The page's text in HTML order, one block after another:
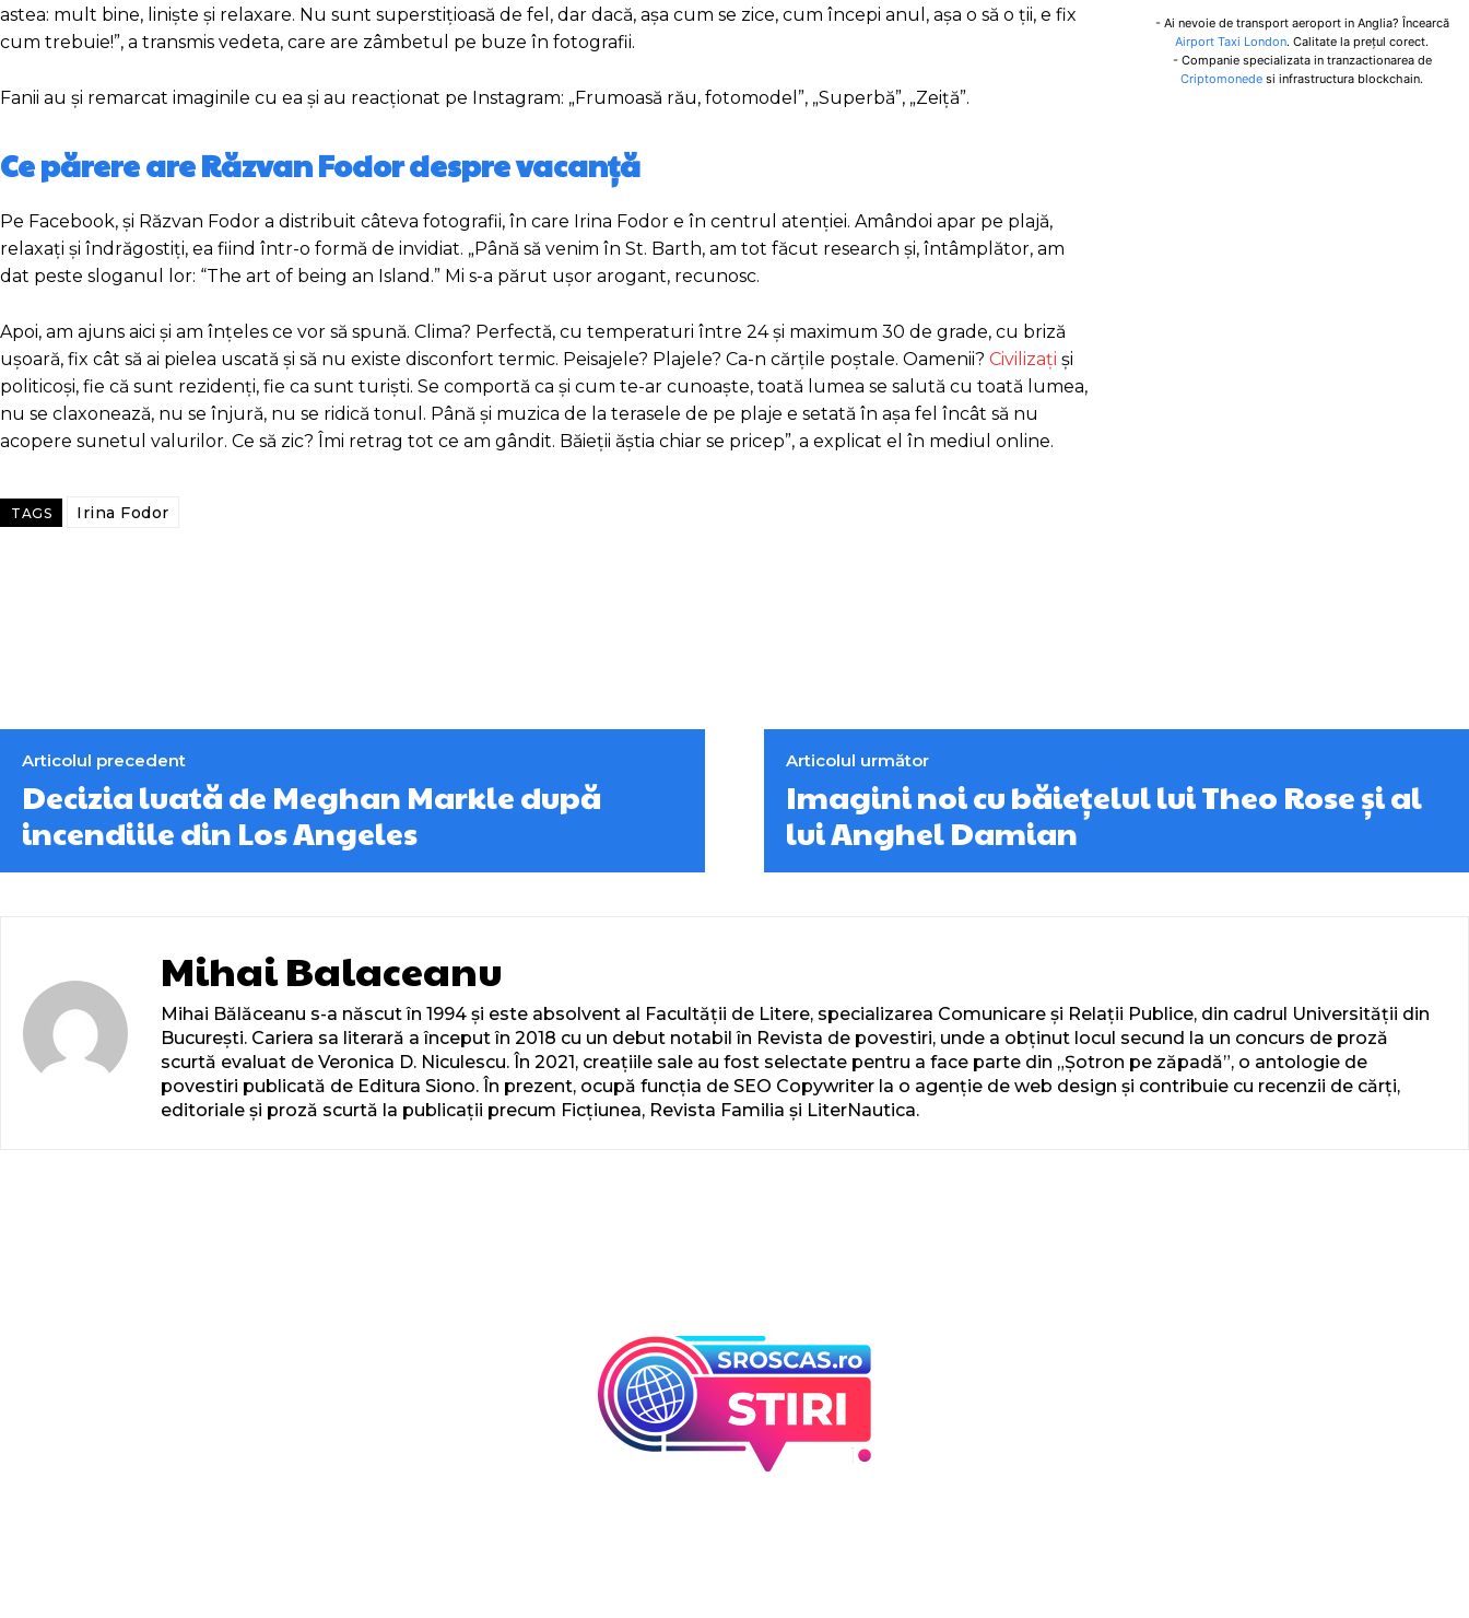
astea: mult bine, liniște și relaxare. Nu sunt superstițioasă de fel, dar dacă, așa cum se zice, cum începi anul, așa o să o ții, e fix
cum trebuie!”, a transmis vedeta, care are zâmbetul pe buze în fotografii.
Fanii au și remarcat imaginile cu ea și au reacționat pe Instagram: „Frumoasă rău, fotomodel”, „Superbă”, „Zeiță”.
Ce părere are Răzvan Fodor despre vacanță
Pe Facebook, și Răzvan Fodor a distribuit câteva fotografii, în care Irina Fodor e în centrul atenției. Amândoi apar pe plajă,
relaxați și îndrăgostiți, ea fiind într-o formă de invidiat. „Până să venim în St. Barth, am tot făcut research și, întâmplător, am
dat peste sloganul lor: “The art of being an Island.” Mi s-a părut ușor arogant, recunosc.
Apoi, am ajuns aici și am înțeles ce vor să spună. Clima? Perfectă, cu temperaturi între 24 și maximum 30 de grade, cu briză
ușoară, fix cât să ai pielea uscată și să nu existe disconfort termic. Peisajele? Plajele? Ca-n cărțile poștale. Oamenii? Civilizați și
politicoși, fie că sunt rezidenți, fie ca sunt turiști. Se comportă ca și cum te-ar cunoaște, toată lumea se salută cu toată lumea,
nu se claxonează, nu se înjură, nu se ridică tonul. Până și muzica de la terasele de pe plaje e setată în așa fel încât să nu
acopere sunetul valurilor. Ce să zic? Îmi retrag tot ce am gândit. Băieții ăștia chiar se pricep”, a explicat el în mediul online.
TAGS Irina Fodor
- Ai nevoie de transport aeroport in Anglia? Încearcă
Airport Taxi London. Calitate la prețul corect.
- Companie specializata in tranzactionarea de
Criptomonede si infrastructura blockchain.
Articolul precedent
Decizia luată de Meghan Markle după
incendiile din Los Angeles
Articolul următor
Imagini noi cu băiețelul lui Theo Rose și al
lui Anghel Damian
Mihai Balaceanu
Mihai Bălăceanu s-a născut în 1994 și este absolvent al Facultății de Litere, specializarea Comunicare și Relații Publice, din cadrul Universității din
București. Cariera sa literară a început în 2018 cu un debut notabil în Revista de povestiri, unde a obținut locul secund la un concurs de proză
scurtă evaluat de Veronica D. Niculescu. În 2021, creațiile sale au fost selectate pentru a face parte din „Șotron pe zăpadă”, o antologie de
povestiri publicată de Editura Siono. În prezent, ocupă funcția de SEO Copywriter la o agenție de web design și contribuie cu recenzii de cărți,
editoriale și proză scurtă la publicații precum Ficțiunea, Revista Familia și LiterNautica.